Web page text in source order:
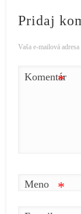
Pridaj
Vaša e-mailová
Komentár
*
Meno *